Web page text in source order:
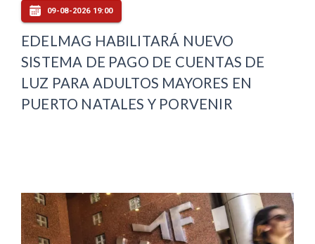
09-08-2026 19:00
EDELMAG HABILITARÁ NUEVO
SISTEMA DE PAGO DE CUENTAS DE
LUZ PARA ADULTOS MAYORES EN
PUERTO NATALES Y PORVENIR